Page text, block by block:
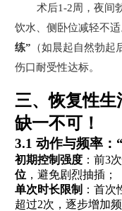
术后1-2周，夜间
饮水、侧卧位减轻不适
练” （如晨起自然勃
伤口耐受性达标。
三、恢复性生
缺一不可！
3.1 动作与频率：
初期控制强度 ：前3
位 ，避免剧烈抽插；
单次时长限制 ：首次
超过2次，逐步增加频